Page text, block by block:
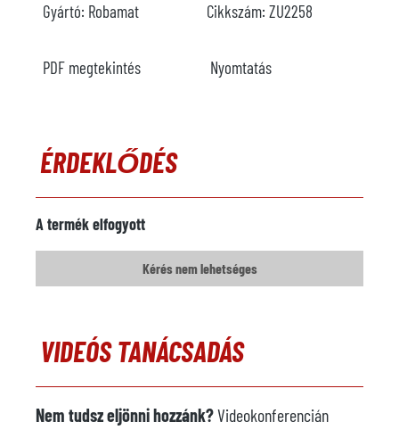
Gyártó: Robamat Cikkszám: ZU2258
PDF megtekintés Nyomtatás
ÉRDEKLŐDÉS
A termék elfogyott
Kérés nem lehetséges
VIDEÓS TANÁCSADÁS
Nem tudsz eljönni hozzánk?Videokonferencián